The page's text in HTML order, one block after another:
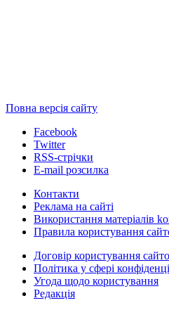
Повна версія сайту
Facebook
Twitter
RSS-стрічки
E-mail розсилка
Контакти
Реклама на сайті
Використання матеріалів
Правила користування
Договір користування
Політика у сфері
Угода щодо користування
Редакція